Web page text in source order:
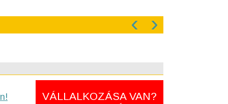
‹ ›
VÁLLALKOZÁSA VAN?